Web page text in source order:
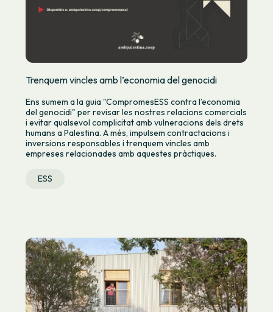
Trenquem vincles amb l’economia del genocidi
Ens sumem a la guia "CompromesESS contra l’economia
del genocidi" per revisar les nostres relacions comercials
i evitar qualsevol complicitat amb vulneracions dels drets
humans a Palestina. A més, impulsem contractacions i
inversions responsables i trenquem vincles amb
empreses relacionades amb aquestes pràctiques.
ESS